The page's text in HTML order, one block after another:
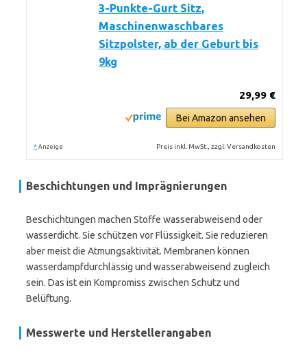
3-Punkte-Gurt Sitz,
Maschinenwaschbares
Sitzpolster, ab der Geburt bis
9kg
29,99 €
Bei Amazon ansehen
* Anzeige Preis inkl. MwSt., zzgl. Versandkosten
Beschichtungen und Imprägnierungen
Beschichtungen machen Stoffe wasserabweisend oder
wasserdicht. Sie schützen vor Flüssigkeit. Sie reduzieren
aber meist die Atmungsaktivität. Membranen können
wasserdampfdurchlässig und wasserabweisend zugleich
sein. Das ist ein Kompromiss zwischen Schutz und
Belüftung.
Messwerte und Herstellerangaben